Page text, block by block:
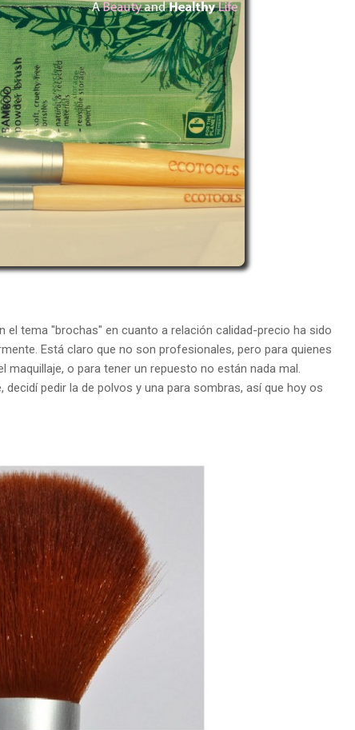
el tema "brochas" en cuanto a relación calidad-precio ha sido
Está claro que no son profesionales, pero para quienes
o para tener un repuesto no están nada mal.
pedir la de polvos y una para sombras, así que hoy os